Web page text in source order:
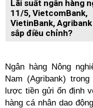
Lãi suất ngân hàng
11/5, VietcomBank,
VietinBank, Agribank
sắp điều chỉnh?
Ngân hàng Nông
Nam (Agribank)
lược tiền gửi ổn định
hàng cá nhân dao